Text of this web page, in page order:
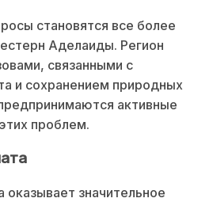
становятся все более
Аделаиды. Регион
связанными с
и сохранением природных
активные
проблем.
значительное